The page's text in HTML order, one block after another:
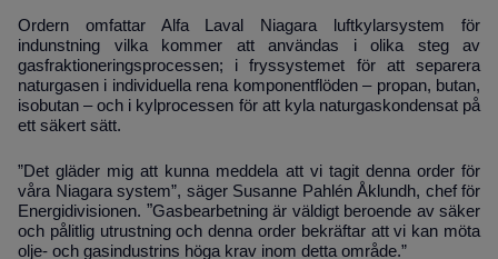
Ordern omfattar Alfa Laval Niagara luftkylarsystem för
indunstning vilka kommer att användas i olika steg av
gasfraktioneringsprocessen; i fryssystemet för att separera
naturgasen i individuella rena komponentflöden–propan, butan,
isobutan–och i kylprocessen för att kyla naturgaskondensat på
ett säkert sätt.
”Det gläder mig att kunna meddela att vi tagit denna order för
våra Niagara system”, säger Susanne Pahlén Åklundh, chef för
Energidivisionen. ”Gasbearbetning är väldigt beroende av säker
och pålitlig utrustning och denna order bekräftar att vi kan möta
olje- och gasindustrins höga krav inom detta område.”